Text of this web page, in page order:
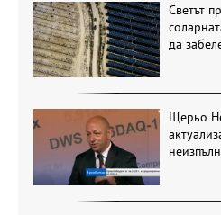
Светът
да
Щерьо